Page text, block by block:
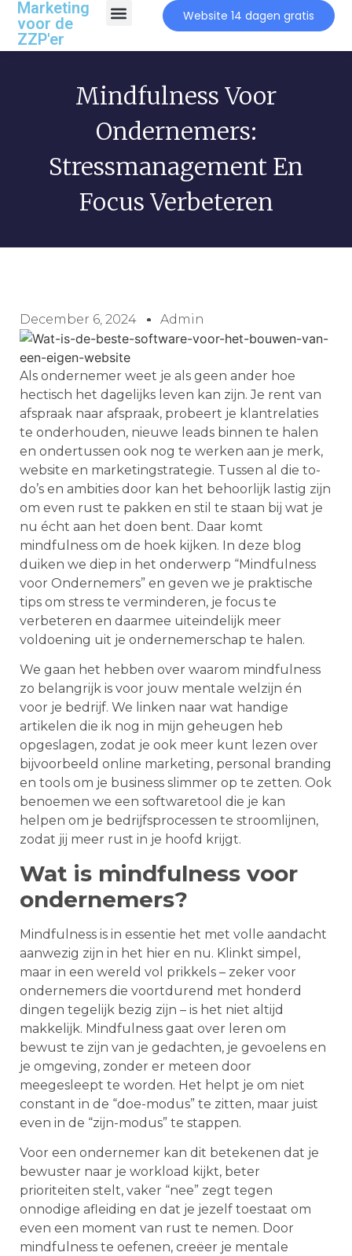
Marketing
voor de
ZZP'er
Website 14 dagen gratis
Mindfulness Voor
Ondernemers:
Stressmanagement En
Focus Verbeteren
December 6, 2024 Admin
Als ondernemer weet je als geen ander hoe
hectisch het dagelijks leven kan zijn. Je rent van
afspraak naar afspraak, probeert je klantrelaties
te onderhouden, nieuwe leads binnen te halen
en ondertussen ook nog te werken aan je merk,
website en marketingstrategie. Tussen al die to-
do’s en ambities door kan het behoorlijk lastig zijn
om even rust te pakken en stil te staan bij wat je
nu écht aan het doen bent. Daar komt
mindfulness om de hoek kijken. In deze blog
duiken we diep in het onderwerp “Mindfulness
voor Ondernemers” en geven we je praktische
tips om stress te verminderen, je focus te
verbeteren en daarmee uiteindelijk meer
voldoening uit je ondernemerschap te halen.
We gaan het hebben over waarom mindfulness
zo belangrijk is voor jouw mentale welzijn én
voor je bedrijf. We linken naar wat handige
artikelen die ik nog in mijn geheugen heb
opgeslagen, zodat je ook meer kunt lezen over
bijvoorbeeld online marketing, personal branding
en tools om je business slimmer op te zetten. Ook
benoemen we een softwaretool die je kan
helpen om je bedrijfsprocessen te stroomlijnen,
zodat jij meer rust in je hoofd krijgt.
Wat is mindfulness voor
ondernemers?
Mindfulness is in essentie het met volle aandacht
aanwezig zijn in het hier en nu. Klinkt simpel,
maar in een wereld vol prikkels – zeker voor
ondernemers die voortdurend met honderd
dingen tegelijk bezig zijn – is het niet altijd
makkelijk. Mindfulness gaat over leren om
bewust te zijn van je gedachten, je gevoelens en
je omgeving, zonder er meteen door
meegesleept te worden. Het helpt je om niet
constant in de “doe-modus” te zitten, maar juist
even in de “zijn-modus” te stappen.
Voor een ondernemer kan dit betekenen dat je
bewuster naar je workload kijkt, beter
prioriteiten stelt, vaker “nee” zegt tegen
onnodige afleiding en dat je jezelf toestaat om
even een moment van rust te nemen. Door
mindfulness te oefenen, creëer je mentale